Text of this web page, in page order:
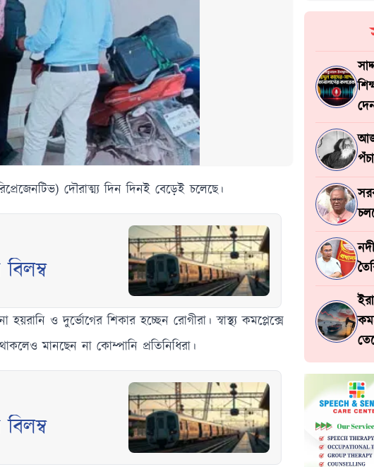
দৌরাত্ম্য দিন দিনই বেড়েই চলেছে।
ও দুর্ভোগের শিকার হচ্ছেন রোগীরা। স্বাস্থ্য কমপ্লেক্সে
মানছেন না কোম্পানি প্রতিনিধিরা।
আজ